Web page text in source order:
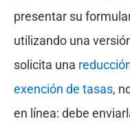
presentar su
utilizando una
solicita una
exención de tasas,
en línea: debe